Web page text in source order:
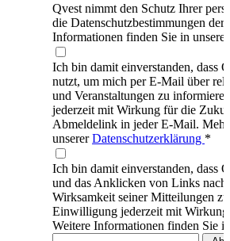
Qvest nimmt den Schutz Ihrer
die Datenschutzbestimmungen
Informationen finden Sie in
Ich bin damit einverstanden, dass
nutzt, um mich per E-Mail über
und Veranstaltungen zu
jederzeit mit Wirkung für die
Abmeldelink in jeder E-Mail.
unsererDatenschutzerklärung *
Ich bin damit einverstanden, dass
und das Anklicken von Links
Wirksamkeit seiner Mitteilungen
Einwilligung jederzeit mit
Weitere Informationen finden Sie